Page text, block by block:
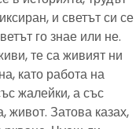
и светът си се
го знае или не.
те са живият ни
като работа на
жалейки, а със
живот. Затова казах,